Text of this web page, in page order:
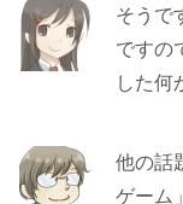
そうで
ですの
した何
他の話
ゲーム